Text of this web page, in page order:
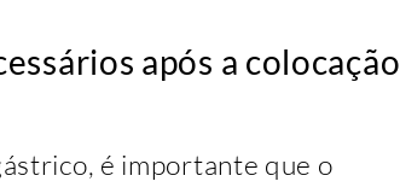
após a colocação
é importante que o